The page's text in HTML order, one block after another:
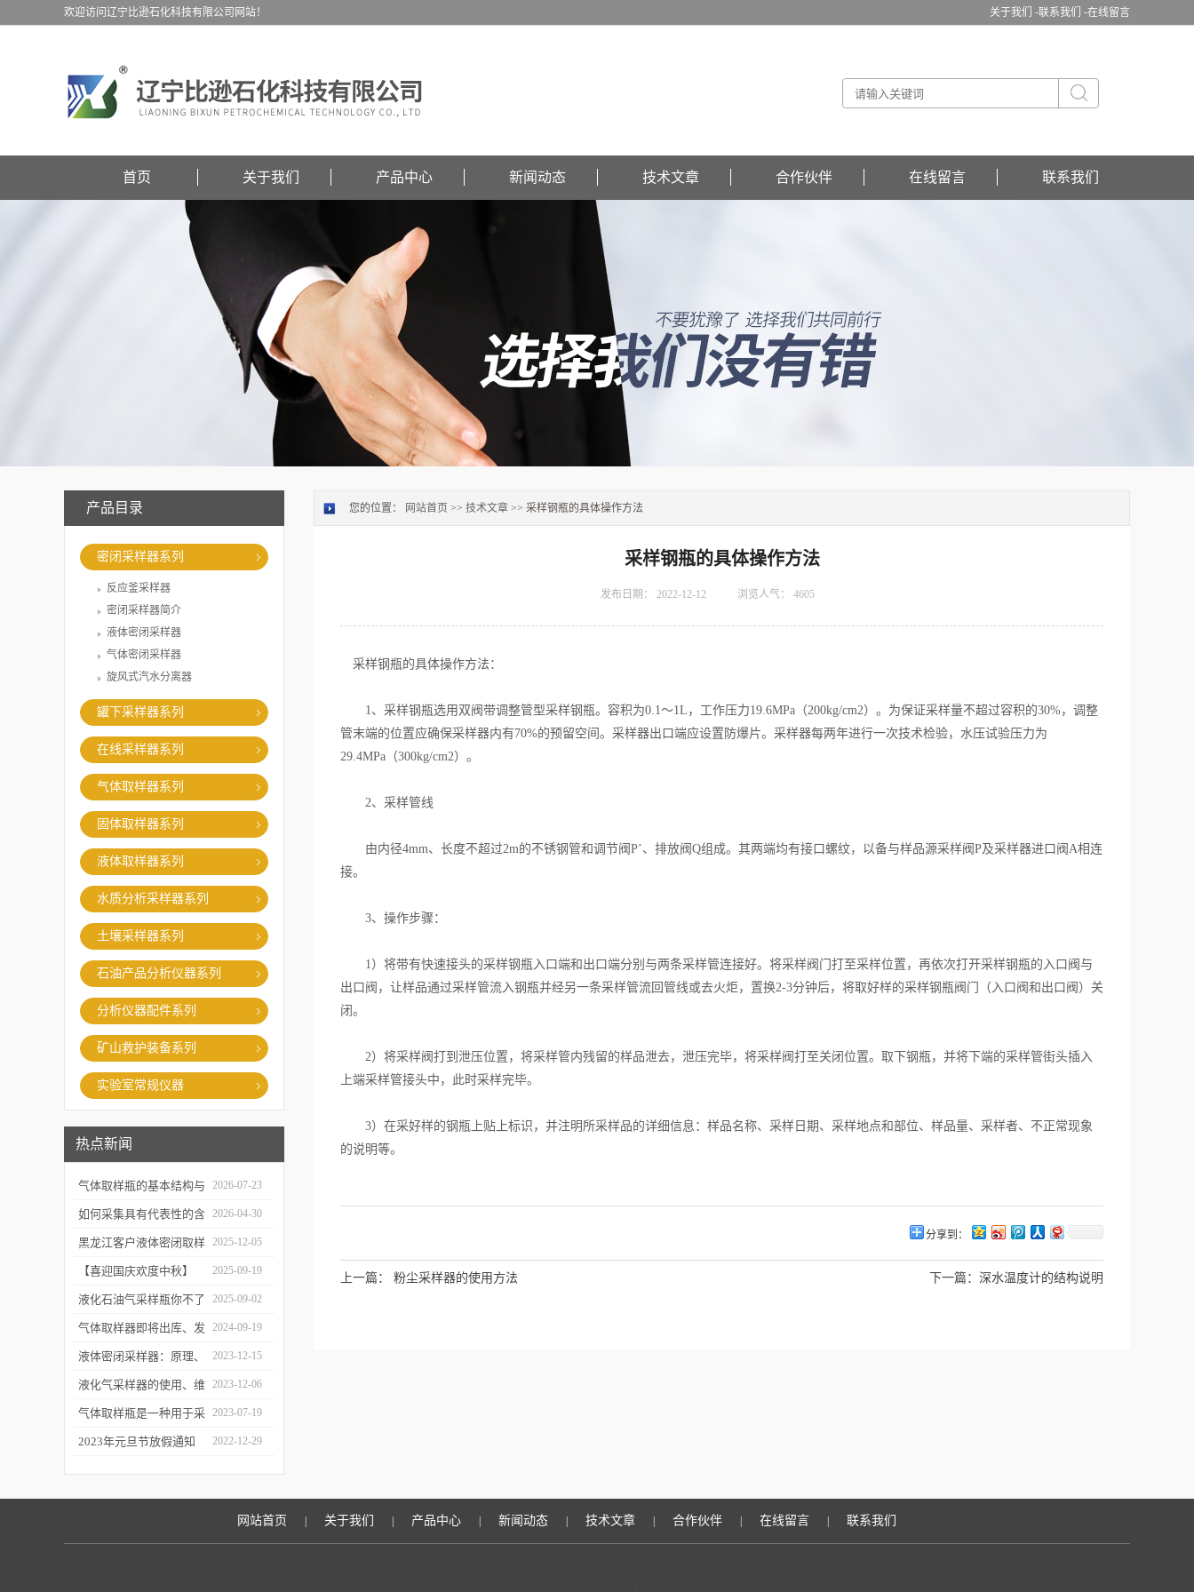
关于我们 -联系我们 -在线留言
欢迎访问辽宁比逊石化科技有限公司网站！
首页 关于我们 产品中心 新闻动态 技术文章 合作伙伴 在线留言 联系我们
产品目录
密闭采样器系列
反应釜采样器
密闭采样器简介
液体密闭采样器
气体密闭采样器
旋风式汽水分离器
罐下采样器系列
在线采样器系列
气体取样器系列
固体取样器系列
液体取样器系列
水质分析采样器系列
土壤采样器系列
石油产品分析仪器系列
分析仪器配件系列
矿山救护装备系列
实验室常规仪器
热点新闻
气体取样瓶的基本结构与
工作逻辑是什么？
2026-07-23
如何采集具有代表性的含
油水样？——石油类采水
器原理与使用
2026-04-30
黑龙江客户液体密闭取样
器项目顺利交付
2025-12-05
【喜迎国庆欢度中秋】
2025年国庆中秋放假通知
2025-09-19
液化石油气采样瓶你不了
解的知识！
2025-09-02
气体取样器即将出库、发
货！
2024-09-19
液体密闭采样器：原理、
应用和优势
2023-12-15
液化气采样器的使用、维
护与优化
2023-12-06
气体取样瓶是一种用于采
集、贮存和分析气体样品
2023-07-19
2023年元旦节放假通知 2022-12-29
您的位置： 网站首页 >> 技术文章 >> 采样钢瓶的具体操作方法
采样钢瓶的具体操作方法
发布日期： 2022-12-12 浏览人气： 4605
采样钢瓶的具体操作方法：
1、采样钢瓶选用双阀带调整管型采样钢瓶。容积为0.1～1L，工作压力19.6MPa（200kg/cm2）。为保证采样量不超过容积的30%，调整
管末端的位置应确保采样器内有70%的预留空间。采样器出口端应设置防爆片。采样器每两年进行一次技术检验，水压试验压力为
29.4MPa（300kg/cm2）。
2、采样管线
由内径4mm、长度不超过2m的不锈钢管和调节阀P’、排放阀Q组成。其两端均有接口螺纹，以备与样品源采样阀P及采样器进口阀A相连
接。
3、操作步骤：
1）将带有快速接头的采样钢瓶入口端和出口端分别与两条采样管连接好。将采样阀门打至采样位置，再依次打开采样钢瓶的入口阀与
出口阀，让样品通过采样管流入钢瓶并经另一条采样管流回管线或去火炬，置换2-3分钟后，将取好样的采样钢瓶阀门（入口阀和出口阀）关
闭。
2）将采样阀打到泄压位置，将采样管内残留的样品泄去，泄压完毕，将采样阀打至关闭位置。取下钢瓶，并将下端的采样管街头插入
上端采样管接头中，此时采样完毕。
3）在采好样的钢瓶上贴上标识，并注明所采样品的详细信息：样品名称、采样日期、采样地点和部位、样品量、采样者、不正常现象
的说明等。
分享到：
上一篇： 粉尘采样器的使用方法 下一篇： 深水温度计的结构说明
网站首页 关于我们 产品中心 新闻动态 技术文章 合作伙伴 在线留言 联系我们